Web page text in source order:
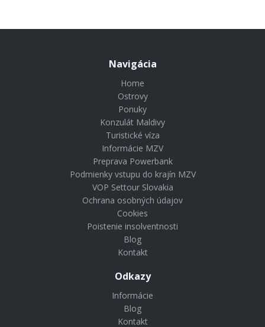
Navigácia
Home
Ostrovy
Ponuky
Konzulát Maldivy
Turistické víza
Informácie MZV
Preprava Powerbank
Podmienky vstupu do krajín MZV
VOP Settour Slovakia
Ochrana osobných údajov
Cookies
Poistenie insolventnosti
Blog
Kontakt
Odkazy
Informácie
Blog
Kontakt